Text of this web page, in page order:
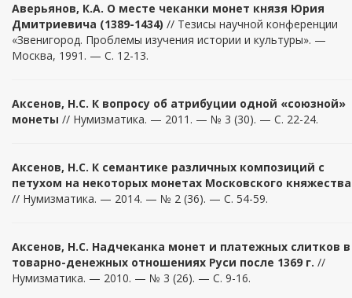
Аверьянов, К.А. О месте чеканки монет князя Юрия
Дмитриевича (1389-1434) // Тезисы научной конференции
«Звенигород. Проблемы изучения истории и культуры». —
Москва, 1991. — С. 12-13.
Аксенов, Н.С. К вопросу об атрибуции одной «союзной»
монеты // Нумизматика. — 2011. — № 3 (30). — С. 22-24.
Аксенов, Н.С. К семантике различных композиций с
петухом на некоторых монетах Московского княжества
// Нумизматика. — 2014. — № 2 (36). — С. 54-59.
Аксенов, Н.С. Надчеканка монет и платежных слитков в
товарно-денежных отношениях Руси после 1369 г. //
Нумизматика. — 2010. — № 3 (26). — С. 9-16.